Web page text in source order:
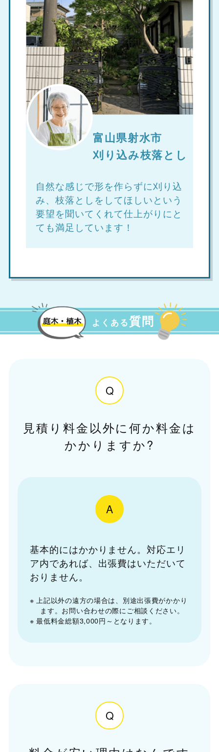
富山県射水市
刈り込み枝落とし
自然な感じで形を作らずに刈り込
み、枝落としをしてほしいという
要望を聞いてくれて仕上がりにと
ても満足しています！
よくある質問
Q
見積り料金以外に何か料金は
かかりますか?
A
基本的にはかかりません。対応エリ
ア内であれば、出張費はいただいて
おりません。
※ 上記以外の遠方の場合は、別途出張費がかかり
ます。お問い合わせの際にご相談ください。
※ 最低料金総額3,000円～となります。
Q